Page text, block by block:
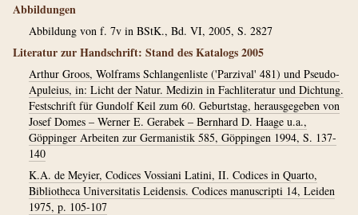
Abbildungen
Abbildung von f. 7v in BStK., Bd. VI, 2005, S. 2827
Literatur zur Handschrift: Stand des Katalogs 2005
Arthur Groos, Wolframs Schlangenliste ('Parzival' 481) und Pseudo-
Apuleius, in: Licht der Natur. Medizin in Fachliteratur und Dichtung.
Festschrift für Gundolf Keil zum 60. Geburtstag, herausgegeben von
Josef Domes – Werner E. Gerabek – Bernhard D. Haage u.a.,
Göppinger Arbeiten zur Germanistik 585, Göppingen 1994, S. 137-
140
K.A. de Meyier, Codices Vossiani Latini, II. Codices in Quarto,
Bibliotheca Universitatis Leidensis. Codices manuscripti 14, Leiden
1975, p. 105-107